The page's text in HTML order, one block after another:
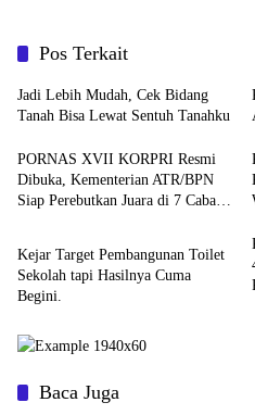
Pos Terkait
Jadi Lebih Mudah, Cek Bidang
Tanah Bisa Lewat Sentuh Tanahku
PORNAS XVII KORPRI Resmi
Dibuka, Kementerian ATR/BPN
Siap Perebutkan Juara di 7 Cabang
Daerah
Kejar Target Pembangunan Toilet
Sekolah tapi Hasilnya Cuma
Begini.
Baca Juga